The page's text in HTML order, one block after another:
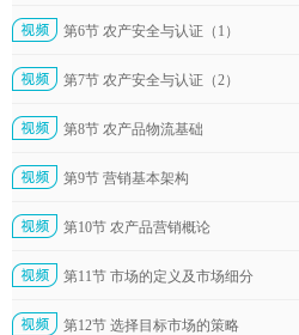
第6节 农产安全与认证（1）
第7节 农产安全与认证（2）
第8节 农产品物流基础
第9节 营销基本架构
第10节 农产品营销概论
第11节 市场的定义及市场细分
第12节 选择目标市场的策略